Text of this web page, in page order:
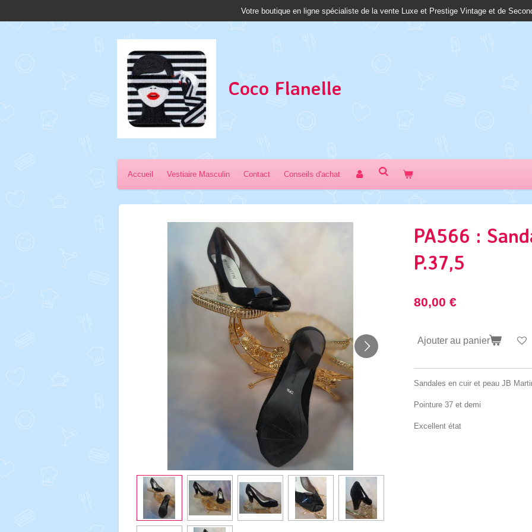
Votre boutique en ligne spécialiste de la vente Luxe et Prestige Vintage et de
Coco Flanelle
Accueil Vestiaire Masculin Contact Conseils d'achat
PA566 :
P.37,5
80,00 €
Ajouter au panier
Sandales en cuir et peau JB
Pointure 37 et demi
Excellent état